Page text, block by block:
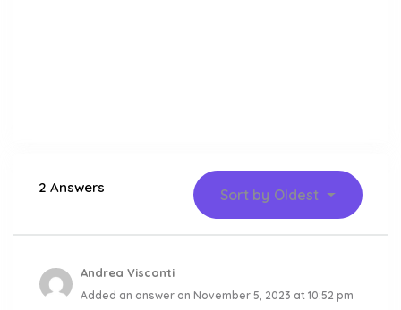
2 Answers Sort by Oldest
Andrea Visconti
Added an answer on November 5, 2023 at 10:52 pm